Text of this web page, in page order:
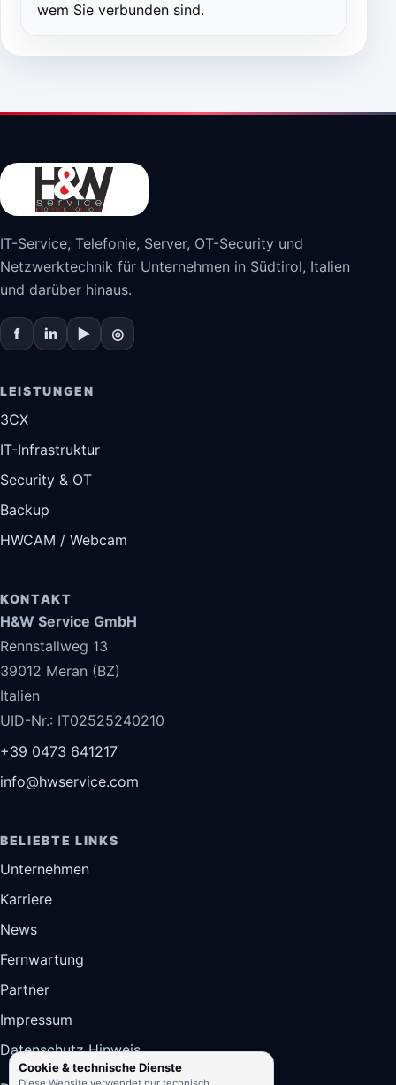
wem Sie verbunden sind.
IT-Service, Telefonie, Server, OT-Security und
Netzwerktechnik für Unternehmen in Südtirol, Italien
und darüber hinaus.
f in ▶ ◎
LEISTUNGEN
3CX
IT-Infrastruktur
Security & OT
Backup
HWCAM / Webcam
KONTAKT
H&W Service GmbH
Rennstallweg 13
39012 Meran (BZ)
Italien
UID-Nr.: IT02525240210
+39 0473 641217
info@hwservice.com
BELIEBTE LINKS
Unternehmen
Karriere
News
Fernwartung
Partner
Impressum
Datenschutz Hinweis
Cookie & technische Dienste